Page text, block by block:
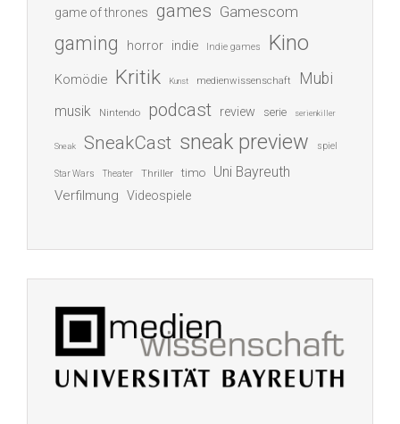
game of thrones games Gamescom
gaming horror indie Indie games Kino
Komödie Kritik Kunst medienwissenschaft Mubi
musik Nintendo podcast review serie serienkiller
Sneak SneakCast sneak preview spiel
Star Wars Theater Thriller timo Uni Bayreuth
Verfilmung Videospiele